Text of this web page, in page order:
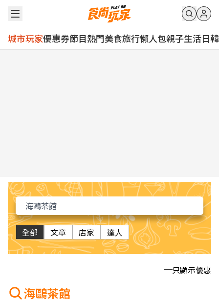
城市玩家優惠券節目熱門美食旅行懶人包親子生活日韓
全部 文章 店家 達人
只顯示優惠
海鷗茶館